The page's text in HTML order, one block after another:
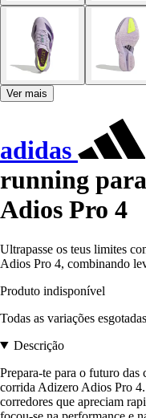
Ver mais
adidas
running
Adios Pro 4
Ultrapasse os teus limites
Adios Pro 4, combinando
Produto indisponível
Todas as variações esgotadas
Descrição
Prepara-te para o futuro das
corrida Adizero Adios Pro 4.
corredores que apreciam